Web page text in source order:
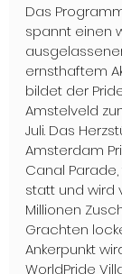
Das
spannt einen
ernsthaftem
bildet der
Amstelveld
Juli. Das
Amsterdam
Canal
statt und wird
Millionen
Grachten
Ankerpunkt
WorldPride